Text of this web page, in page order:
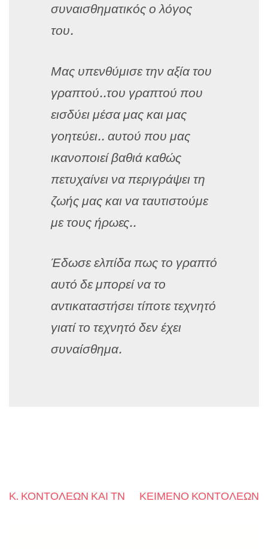
συναισθηματικός ο λόγος
του.
Μας υπενθύμισε την αξία του
γραπτού..του γραπτού που
εισδύει μέσα μας και μας
γοητεύει.. αυτού που μας
ικανοποιεί βαθιά καθώς
πετυχαίνει να περιγράψει τη
ζωής μας και να ταυτιστούμε
με τους ήρωες..
Έδωσε ελπίδα πως το γραπτό
αυτό δε μπορεί να το
αντικαταστήσει τίποτε τεχνητό
γιατί το τεχνητό δεν έχει
συναίσθημα.
Post
Κ. ΚΟΝΤΟΛΕΩΝ ΚΑΙ ΤΝ ΚΕΙΜΕΝΟ ΚΟΝΤΟΛΕΩΝ